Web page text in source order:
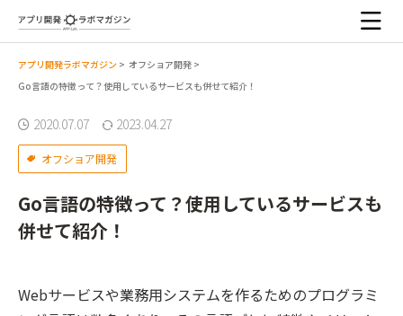
アプリ開発ラボマガジン > オフショア開発 >
Go言語の特徴って？使用しているサービスも併せて紹介！
2020.07.07 2023.04.27
オフショア開発
Go言語の特徴って？使用しているサービスも
併せて紹介！
Webサービスや業務用システムを作るためのプログラミ